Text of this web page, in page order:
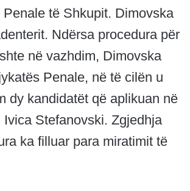
të Shkupit. Dimovska
Ndërsa procedura për
në vazhdim, Dimovska
Penale, në të cilën u
dy kandidatët që aplikuan në
Stefanovski. Zgjedhja
ka filluar para miratimit të